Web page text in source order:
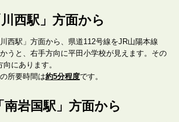
西駅」方面から
西駅」方面から、県道112号線をJR山陽本線
うと、右手方向に平田小学校が見えます。その
にあります。
所要時間は約5分程度です。
岩国駅」方面から